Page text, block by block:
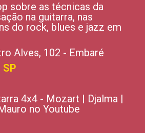
sobre as técnicas da
na guitarra, nas
do rock, blues e jazz em
Alves, 102 - Embaré
4x4 - Mozart | Djalma |
no Youtube